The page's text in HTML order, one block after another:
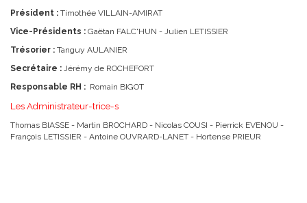
Président : Timothée VILLAIN-AMIRAT
Vice-Présidents : Gaëtan FALC'HUN - Julien LETISSIER
Trésorier : Tanguy AULANIER
Secrétaire : Jérémy de ROCHEFORT
Responsable RH : Romain BIGOT
Les Administrateur-trice-s
Thomas BIASSE - Martin BROCHARD - Nicolas COUSI - Pierrick EVENOU -
François LETISSIER - Antoine OUVRARD-LANET - Hortense PRIEUR